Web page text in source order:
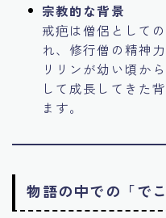
宗教的な背景
戒疤は僧侶として
れ、修行僧の精神
リリンが幼い頃か
して成長してきた
ます。
物語の中での「で